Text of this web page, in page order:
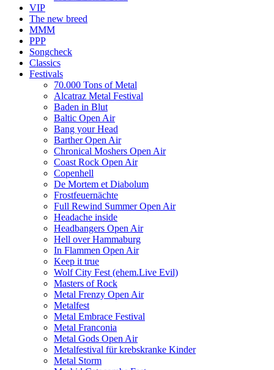
VIP
The new breed
MMM
PPP
Songcheck
Classics
Festivals
70.000 Tons of Metal
Alcatraz Metal Festival
Baden in Blut
Baltic Open Air
Bang your Head
Barther Open Air
Chronical Moshers Open Air
Coast Rock Open Air
Copenhell
De Mortem et Diabolum
Frostfeuernächte
Full Rewind Summer Open Air
Headache inside
Headbangers Open Air
Hell over Hammaburg
In Flammen Open Air
Keep it true
Wolf City Fest (ehem.Live Evil)
Masters of Rock
Metal Frenzy Open Air
Metalfest
Metal Embrace Festival
Metal Franconia
Metal Gods Open Air
Metalfestival für krebskranke Kinder
Metal Storm